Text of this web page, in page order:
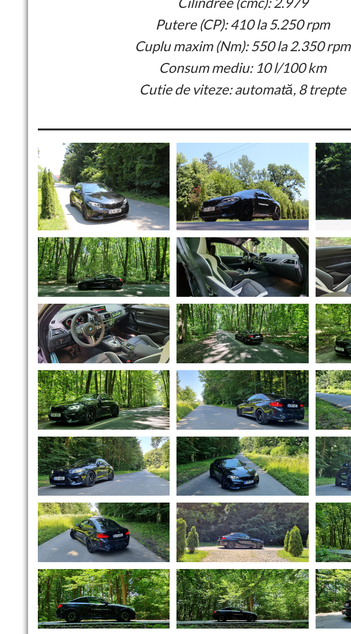
Putere (CP): 410 la 5.250 rpm
Cuplu maxim (Nm): 550 la 2.350 rpm
Consum mediu: 10 l/100 km
Cutie de viteze: automată, 8 trepte